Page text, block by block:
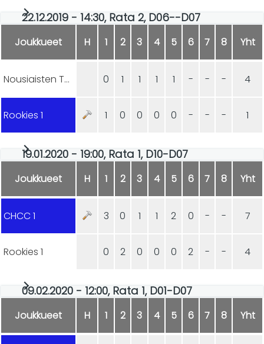
22.12.2019 - 14:30, Rata 2, D06--D07
Joukkueet H 1 2 3 4 5 6 7 8 Yht
Nousiaisten Towerit 0 1 1 1 1 - - - 4
Rookies 1 1 0 0 0 0 - - - 1
19.01.2020 - 19:00, Rata 1, D10-D07
Joukkueet H 1 2 3 4 5 6 7 8 Yht
CHCC 1 3 0 1 1 2 0 - - 7
Rookies 1 0 2 0 0 0 2 - - 4
09.02.2020 - 12:00, Rata 1, D01-D07
Joukkueet H 1 2 3 4 5 6 7 8 Yht